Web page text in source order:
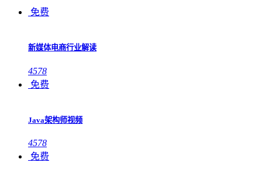
免费
新媒体电商行业解读
4578
免费
Java架构师视频
4578
免费